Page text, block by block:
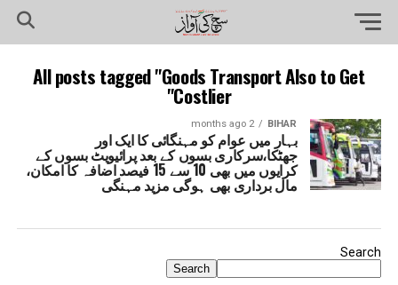
All posts tagged "Goods Transport Also to Get
Costlier"
BIHAR
2 months ago
بہار میں عوام کو مہنگائی کا ایک اور
جھٹکا،سرکاری بسوں کے بعد پرائیویٹ بسوں کے
کرایوں میں بھی 10 سے 15 فیصد اضافہ کا امکان،
مال برداری بھی ہوگی مزید مہنگی
Search
Search